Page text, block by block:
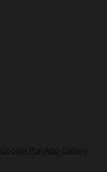
Google PlayApp Gallery